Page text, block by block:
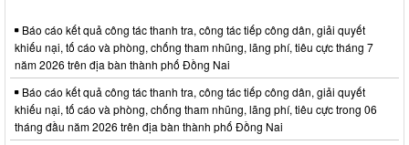
Báo cáo kết quả công tác thanh tra, công tác tiếp công dân, giải quyết
khiếu nại, tố cáo và phòng, chống tham nhũng, lãng phí, tiêu cực tháng 7
năm 2026 trên địa bàn thành phố Đồng Nai
Báo cáo kết quả công tác thanh tra, công tác tiếp công dân, giải quyết
khiếu nại, tố cáo và phòng, chống tham nhũng, lãng phí, tiêu cực trong 06
tháng đầu năm 2026 trên địa bàn thành phố Đồng Nai